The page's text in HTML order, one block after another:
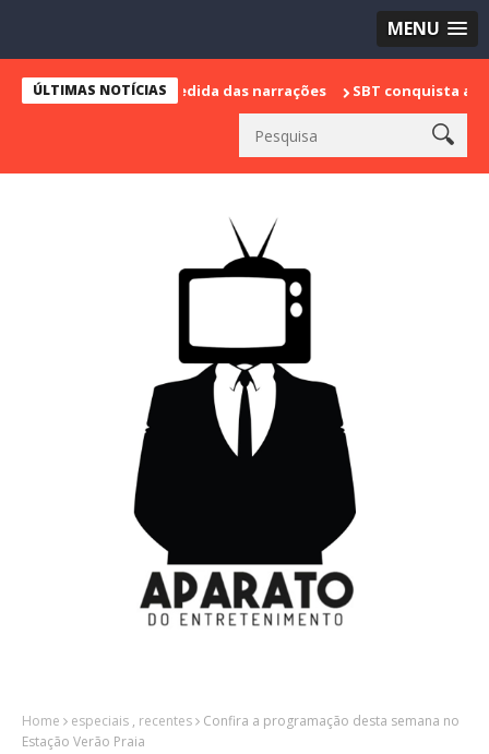
MENU
ÚLTIMAS NOTÍCIAS
sua despedida das narrações SBT conquista a vice
Home especiais , recentes
Confira a programação desta semana no
Estação Verão Praia